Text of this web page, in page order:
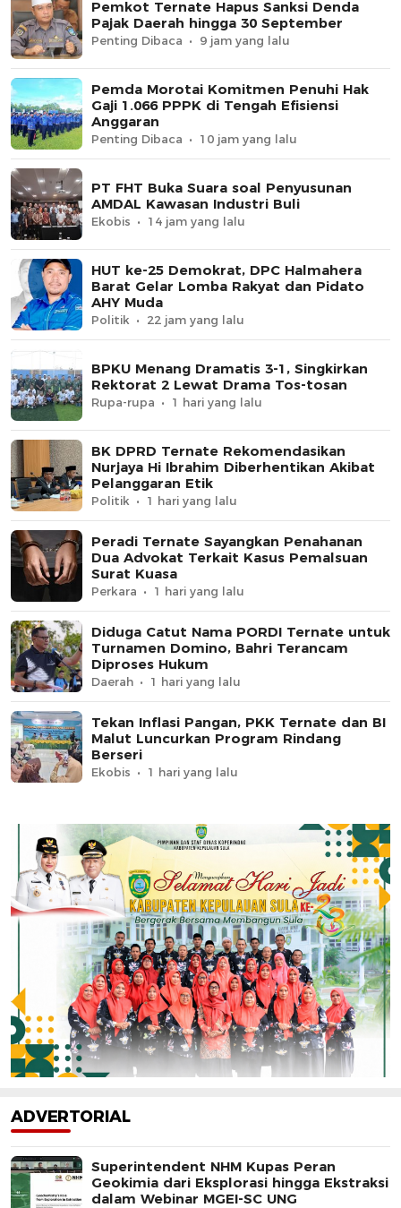
Pemkot Ternate Hapus Sanksi Denda
Pajak Daerah hingga 30 September
Penting Dibaca 9 jam yang lalu
Pemda Morotai Komitmen Penuhi Hak
Gaji 1.066 PPPK di Tengah Efisiensi
Anggaran
Penting Dibaca 10 jam yang lalu
PT FHT Buka Suara soal Penyusunan
AMDAL Kawasan Industri Buli
Ekobis 14 jam yang lalu
HUT ke-25 Demokrat, DPC Halmahera
Barat Gelar Lomba Rakyat dan Pidato
AHY Muda
Politik 22 jam yang lalu
BPKU Menang Dramatis 3-1, Singkirkan
Rektorat 2 Lewat Drama Tos-tosan
Rupa-rupa 1 hari yang lalu
BK DPRD Ternate Rekomendasikan
Nurjaya Hi Ibrahim Diberhentikan Akibat
Pelanggaran Etik
Politik 1 hari yang lalu
Peradi Ternate Sayangkan Penahanan
Dua Advokat Terkait Kasus Pemalsuan
Surat Kuasa
Perkara 1 hari yang lalu
Diduga Catut Nama PORDI Ternate untuk
Turnamen Domino, Bahri Terancam
Diproses Hukum
Daerah 1 hari yang lalu
Tekan Inflasi Pangan, PKK Ternate dan BI
Malut Luncurkan Program Rindang
Berseri
Ekobis 1 hari yang lalu
ADVERTORIAL
Superintendent NHM Kupas Peran
Geokimia dari Eksplorasi hingga Ekstraksi
dalam Webinar MGEI-SC UNG